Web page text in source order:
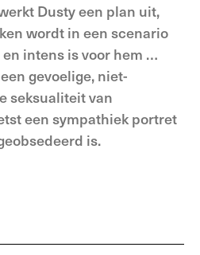
Dusty een plan uit,
wordt in een scenario
intens is voor hem …
gevoelige, niet-
seksualiteit van
een sympathiek portret
is.